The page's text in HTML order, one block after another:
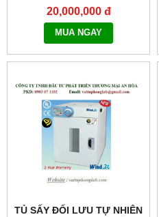
MODEL:WOC-560
20,000,000 đ
MUA NGAY
TỦ SẤY ĐỐI LƯU TỰ NHIÊN